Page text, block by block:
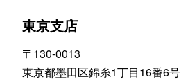
東京支店
〒130-0013
東京都墨田区錦糸1丁目16番6号